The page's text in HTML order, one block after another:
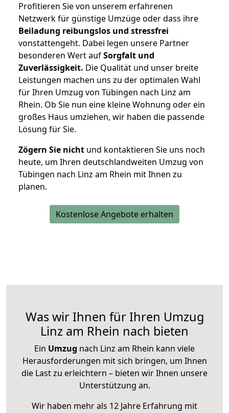
Profitieren Sie von unserem erfahrenen
Netzwerk für günstige Umzüge oder dass ihre
Beiladung reibungslos und stressfrei
vonstattengeht. Dabei legen unsere Partner
besonderen Wert aufSorgfalt und
Zuverlässigkeit. Die Qualität und unser breite
Leistungen machen uns zu der optimalen Wahl
für Ihren Umzug von Tübingen nach Linz am
Rhein. Ob Sie nun eine kleine Wohnung oder ein
großes Haus umziehen, wir haben die passende
Lösung für Sie.
Zögern Sie nicht und kontaktieren Sie uns noch
heute, um Ihren deutschlandweiten Umzug von
Tübingen nach Linz am Rhein mit Ihnen zu
planen.
Kostenlose Angebote erhalten
Was wir Ihnen für Ihren Umzug
Linz am Rhein nach bieten
Ein Umzug nach Linz am Rhein kann viele
Herausforderungen mit sich bringen, um Ihnen
die Last zu erleichtern – bieten wir Ihnen unsere
Unterstützung an.
Wir haben mehr als 12 Jahre Erfahrung mit